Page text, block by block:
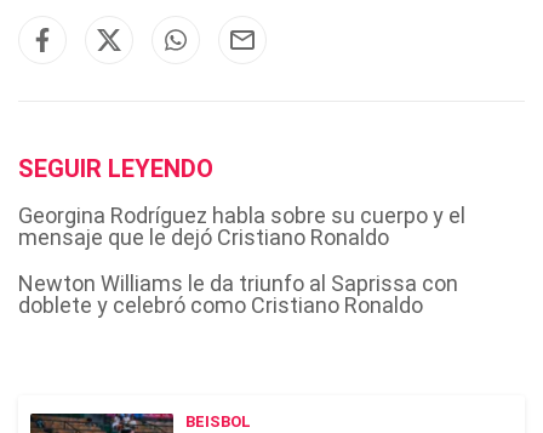
SEGUIR LEYENDO
Georgina Rodríguez habla sobre su cuerpo y el
mensaje que le dejó Cristiano Ronaldo
Newton Williams le da triunfo al Saprissa con
doblete y celebró como Cristiano Ronaldo
BEISBOL